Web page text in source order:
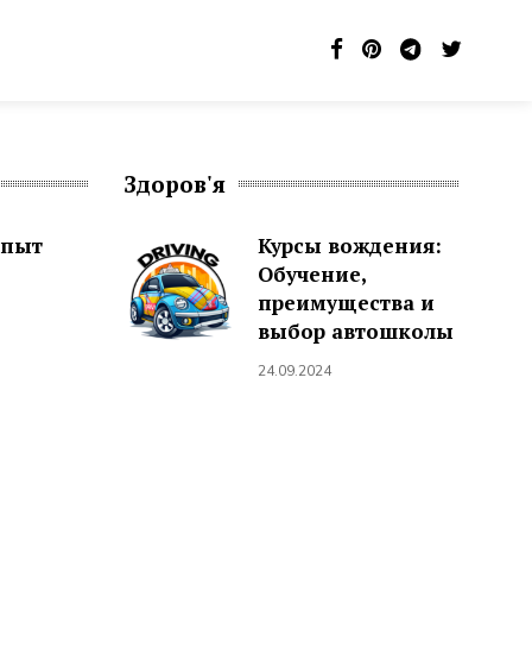
Здоров'я
Курсы вождения:
Обучение,
преимущества и
выбор автошколы
24.09.2024